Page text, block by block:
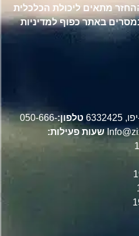
מתאים ליכולת הכלכלית
באתר כפוף למדיניות
טלפון:050-666-
שעות פעילות: